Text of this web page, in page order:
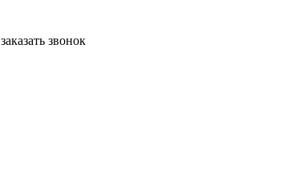
заказать звонок